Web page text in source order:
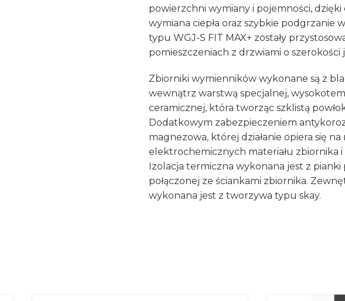
powierzchni wymiany i pojemności,
wymiana ciepła oraz szybkie podgrzanie
typu WGJ-S FIT MAX+ zostały
pomieszczeniach z drzwiami o szerokości
Zbiorniki wymienników wykonane są z
wewnątrz warstwą specjalnej,
ceramicznej, która tworząc szklistą
Dodatkowym zabezpieczeniem
magnezowa, której działanie opiera się
elektrochemicznych materiału zbiornika i
Izolacja termiczna wykonana jest z pianki
połączonej ze ściankami zbiornika.
wykonana jest z tworzywa typu skay.